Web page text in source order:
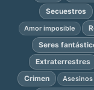
Secuestros
Amor imposible
Seres
Extraterrestres
Crimen